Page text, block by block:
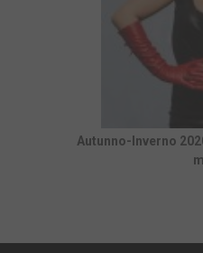
Autunno-Inverno